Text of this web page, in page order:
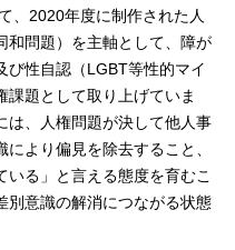
、2020年度に制作された人
和問題）を主軸として、障が
び性自認（LGBT等性的マイ
課題として取り上げていま
は、人権問題が決して他人事
より偏見を除去すること、
いる」と言える態度を育むこ
別意識の解消につながる状態